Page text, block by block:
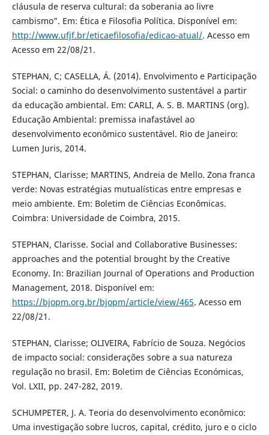
cláusula de reserva cultural: da soberania ao livre
cambismo”. Em: Ética e Filosofia Política. Disponível em:
http://www.ufjf.br/eticaefilosofia/edicao-atual/. Acesso em
Acesso em 22/08/21.
STEPHAN, C; CASELLA, Á. (2014). Envolvimento e Participação
Social: o caminho do desenvolvimento sustentável a partir
da educação ambiental. Em: CARLI, A. S. B. MARTINS (org).
Educação Ambiental: premissa inafastável ao
desenvolvimento econômico sustentável. Rio de Janeiro:
Lumen Juris, 2014.
STEPHAN, Clarisse; MARTINS, Andreia de Mello. Zona franca
verde: Novas estratégias mutualísticas entre empresas e
meio ambiente. Em: Boletim de Ciências Econômicas.
Coimbra: Universidade de Coimbra, 2015.
STEPHAN, Clarisse. Social and Collaborative Businesses:
approaches and the potential brought by the Creative
Economy. In: Brazilian Journal of Operations and Production
Management, 2018. Disponível em:
https://bjopm.org.br/bjopm/article/view/465. Acesso em
22/08/21.
STEPHAN, Clarisse; OLIVEIRA, Fabrício de Souza. Negócios
de impacto social: considerações sobre a sua natureza
regulação no brasil. Em: Boletim de Ciências Económicas,
Vol. LXII, pp. 247-282, 2019.
SCHUMPETER, J. A. Teoria do desenvolvimento econômico:
Uma investigação sobre lucros, capital, crédito, juro e o ciclo